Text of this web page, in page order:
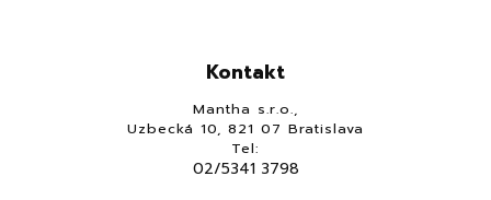
Kontakt
Mantha s.r.o.,
Uzbecká 10, 821 07 Bratislava
Tel:
02/5341 3798